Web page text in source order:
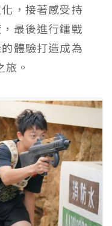
，接著感受持
最後進行鐳戰
體驗打造成為
。